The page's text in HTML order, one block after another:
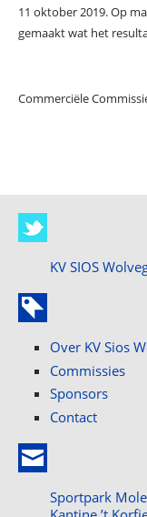
11 oktober 2019. Op
gemaakt wat het
Commerciële
KV SIOS
Over KV Sios
Commissies
Sponsors
Contact
Sportpark